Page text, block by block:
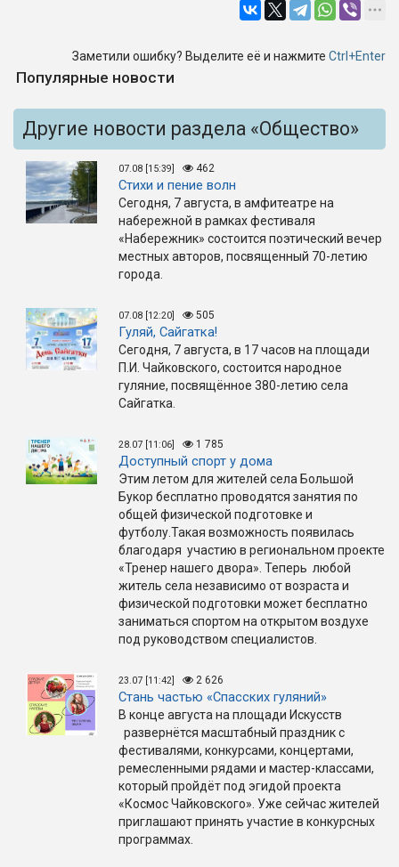
Заметили ошибку? Выделите её и нажмите Ctrl+Enter
Популярные новости
Другие новости раздела «Общество»
07.08 [15:39] 462
Стихи и пение волн
Сегодня, 7 августа, в амфитеатре на
набережной в рамках фестиваля
«Набережник» состоится поэтический вечер
местных авторов, посвященный 70-летию
города.
07.08 [12:20] 505
Гуляй, Сайгатка!
Сегодня, 7 августа, в 17 часов на площади
П.И. Чайковского, состоится народное
гуляние, посвящённое 380-летию села
Сайгатка.
28.07 [11:06] 1 785
Доступный спорт у дома
Этим летом для жителей села Большой
Букор бесплатно проводятся занятия по
общей физической подготовке и
футболу.Такая возможность появилась
благодаря участию в региональном проекте
«Тренер нашего двора». Теперь любой
житель села независимо от возраста и
физической подготовки может бесплатно
заниматься спортом на открытом воздухе
под руководством специалистов.
23.07 [11:42] 2 626
Стань частью «Спасских гуляний»
В конце августа на площади Искусств
развернётся масштабный праздник с
фестивалями, конкурсами, концертами,
ремесленными рядами и мастер-классами,
который пройдёт под эгидой проекта
«Космос Чайковского». Уже сейчас жителей
приглашают принять участие в конкурсных
программах.